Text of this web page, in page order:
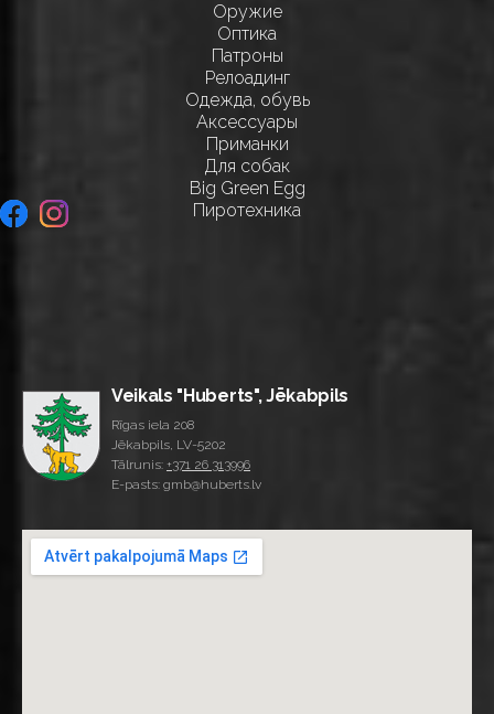
Оружие
Оптика
Патроны
Релоадинг
Одежда, обувь
Аксессуары
Приманки
Для собак
Big Green Egg
Пиротехника
Veikals "Huberts", Jēkabpils
Rīgas iela 208
Jēkabpils, LV-5202
Tālrunis: +371 26 313996
E-pasts: gmb@huberts.lv